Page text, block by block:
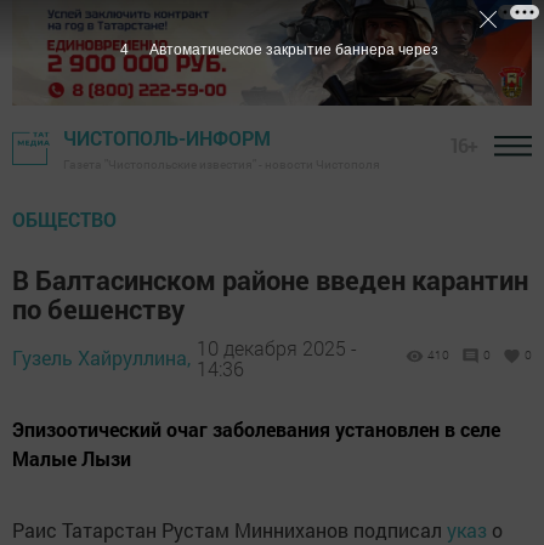
ЧИСТОПОЛЬ-ИНФОРМ
ОБЩЕСТВО
В Балтасинском районе введен карантин
по бешенству
Гузель Хайруллина, 10 декабря 2025 -
14:36
410 0 0
Эпизоотический очаг заболевания установлен в селе
Малые Лызи
Раис Татарстан Рустам Минниханов подписал указ о
3 Автоматическое закрытие баннера через